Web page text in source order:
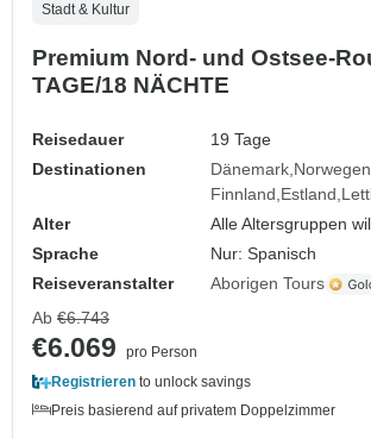
Stadt & Kultur
Premium Nord- und Ostsee-
TAGE/18 NÄCHTE
Reisedauer
19 Tage
Destinationen
Dänemark Norwegen
Finnland Estland
Alter
Alle Altersgruppen
Sprache
Nur: Spanisch
Reiseveranstalter
Aborigen Tours
Ab €6.743
€6.069
pro Person
Registrieren to unlock savings
Preis basierend auf privatem Doppelzimmer